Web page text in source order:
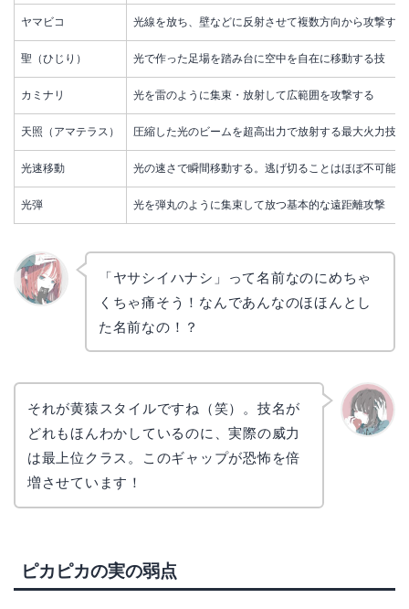
ヤマビコ 光線を放ち、壁などに反射させて複数方向から攻撃する
聖（ひじり） 光で作った足場を踏み台に空中を自在に移動する技
カミナリ 光を雷のように集束・放射して広範囲を攻撃する
天照（アマテラス） 圧縮した光のビームを超高出力で放射する最大火力技
光速移動 光の速さで瞬間移動する。逃げ切ることはほぼ不可能
光弾 光を弾丸のように集束して放つ基本的な遠距離攻撃
「ヤサシイハナシ」って名前なのにめちゃ
くちゃ痛そう！なんであんなのほほんとし
た名前なの！？
それが黄猿スタイルですね（笑）。技名が
どれもほんわかしているのに、実際の威力
は最上位クラス。このギャップが恐怖を倍
増させています！
ピカピカの実の弱点